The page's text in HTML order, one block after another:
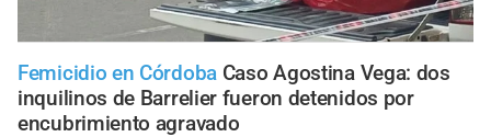
Femicidio en Córdoba Caso Agostina Vega: dos
inquilinos de Barrelier fueron detenidos por
encubrimiento agravado